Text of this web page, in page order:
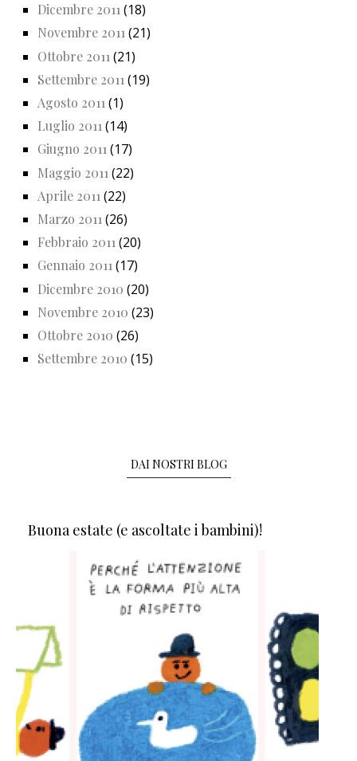
Dicembre 2011(18)
Novembre 2011(21)
Ottobre 2011 (21)
Settembre 2011 (19)
Agosto 2011 (1)
Luglio 2011(14)
Giugno 2011(17)
Maggio 2011 (22)
Aprile 2011 (22)
Marzo 2011 (26)
Febbraio 2011 (20)
Gennaio 2011(17)
Dicembre 2010 (20)
Novembre 2010 (23)
Ottobre 2010 (26)
Settembre 2010 (15)
DAI NOSTRI BLOG
Buona estate (e ascoltate i bambini)!